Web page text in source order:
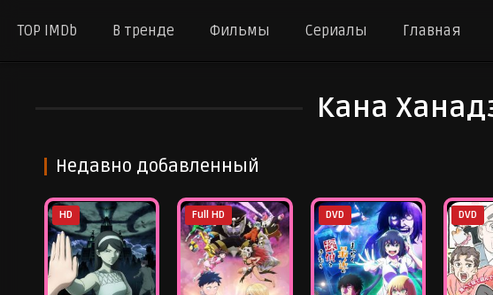
TOP IMDb В тренде Фильмы Сериалы Главная
Кана
Недавно добавленный
HD Full HD DVD DVD